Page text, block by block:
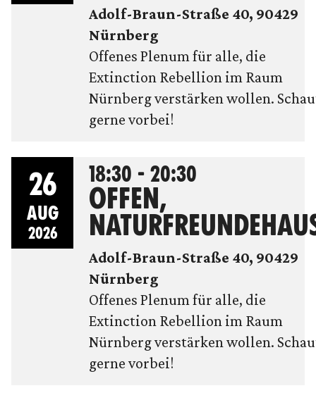
Adolf-Braun-Straße 40, 90429
Nürnberg
Offenes Plenum für alle, die
Extinction Rebellion im Raum
Nürnberg verstärken wollen.
gerne vorbei!
26
AUG
2026
18:30 - 20:30
OFFEN,
Adolf-Braun-Straße 40, 90429
Nürnberg
Offenes Plenum für alle, die
Extinction Rebellion im Raum
Nürnberg verstärken wollen.
gerne vorbei!